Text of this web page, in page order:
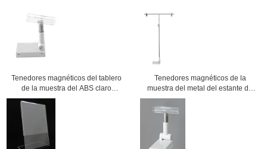
Tenedores magnéticos del tablero
de la muestra del ABS claro
71x38x16m m para el marco de la
PC A3 A4 A5
Tenedores magnéticos de la
muestra del metal del estante de
una tienda, soporte de exhibición
ajustable del estallido de la altura